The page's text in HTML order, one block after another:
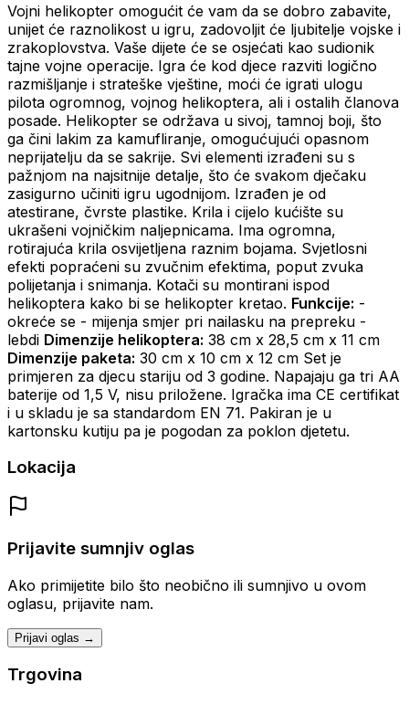
Vojni helikopter omogućit će vam da se dobro zabavite,
unijet će raznolikost u igru, zadovoljit će ljubitelje vojske i
zrakoplovstva. Vaše dijete će se osjećati kao sudionik
tajne vojne operacije. Igra će kod djece razviti logično
razmišljanje i strateške vještine, moći će igrati ulogu
pilota ogromnog, vojnog helikoptera, ali i ostalih članova
posade. Helikopter se održava u sivoj, tamnoj boji, što
ga čini lakim za kamufliranje, omogućujući opasnom
neprijatelju da se sakrije. Svi elementi izrađeni su s
pažnjom na najsitnije detalje, što će svakom dječaku
zasigurno učiniti igru ​​ugodnijom. Izrađen je od
atestirane, čvrste plastike. Krila i cijelo kućište su
ukrašeni vojničkim naljepnicama. Ima ogromna,
rotirajuća krila osvijetljena raznim bojama. Svjetlosni
efekti popraćeni su zvučnim efektima, poput zvuka
polijetanja i snimanja. Kotači su montirani ispod
helikoptera kako bi se helikopter kretao. Funkcije: -
okreće se - mijenja smjer pri nailasku na prepreku -
lebdi Dimenzije helikoptera: 38 cm x 28,5 cm x 11 cm
Dimenzije paketa: 30 cm x 10 cm x 12 cm Set je
primjeren za djecu stariju od 3 godine. Napajaju ga tri AA
baterije od 1,5 V, nisu priložene. Igračka ima CE certifikat
i u skladu je sa standardom EN 71. Pakiran je u
kartonsku kutiju pa je pogodan za poklon djetetu.
Lokacija
Prijavite sumnjiv oglas
Ako primijetite bilo što neobično ili sumnjivo u ovom
oglasu, prijavite nam.
Prijavi oglas →
Trgovina